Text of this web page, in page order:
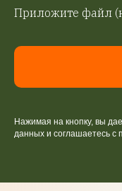
Приложите файл
Нажимая на кнопку, вы
данных и соглашаетесь c